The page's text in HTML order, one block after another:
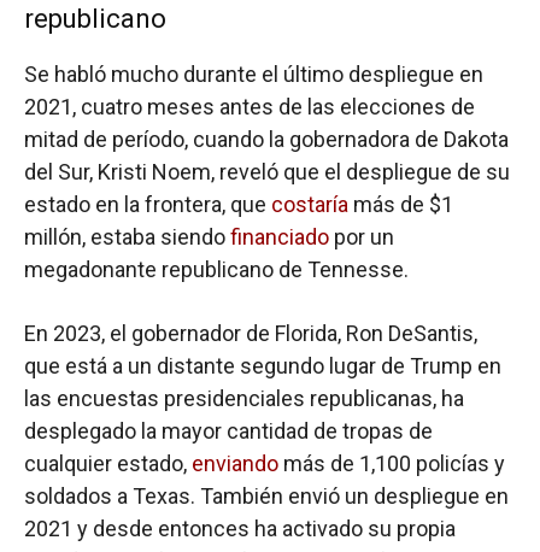
republicano
Se habló mucho durante el último despliegue en
2021, cuatro meses antes de las elecciones de
mitad de período, cuando la gobernadora de Dakota
del Sur, Kristi Noem, reveló que el despliegue de su
estado en la frontera, que costaría más de $1
millón, estaba siendofinanciado por un
megadonante republicano de Tennesse.
En 2023, el gobernador de Florida, Ron DeSantis,
que está a un distante segundo lugar de Trump en
las encuestas presidenciales republicanas, ha
desplegado la mayor cantidad de tropas de
cualquier estado, enviando más de 1,100 policías y
soldados a Texas. También envió un despliegue en
2021 y desde entonces ha activado su propia